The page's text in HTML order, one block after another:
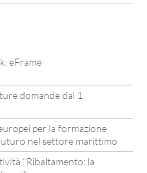
eFrame
domande dal 1
per la formazione
nel settore marittimo
“Ribaltamento: la